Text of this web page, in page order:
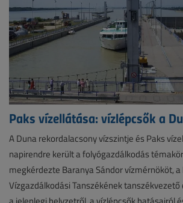
Paks vízellátása: vízlépcsők a
A Duna rekordalacsony vízszintje és Paks
napirendre került a folyógazdálkodás
megkérdezte Baranya Sándor vízmérnököt,
Vízgazdálkodási Tanszékének